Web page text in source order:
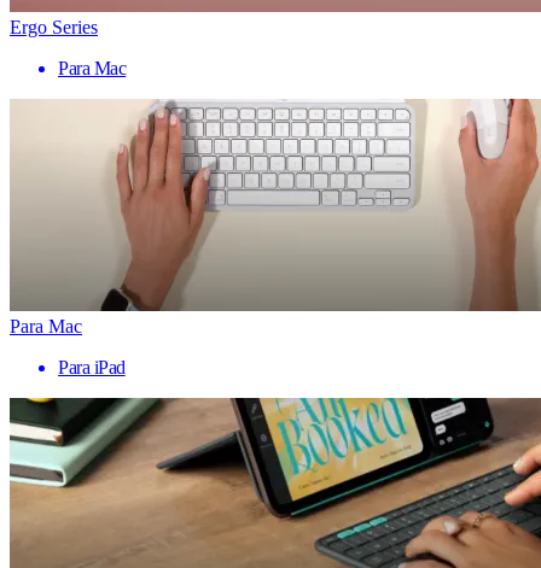
Ergo Series
Para Mac
Para Mac
Para iPad